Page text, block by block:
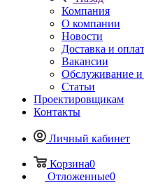
Компания
О компании
Новости
Доставка и
Вакансии
Обслуживание
Статьи
Проектировщикам
Контакты
Личный кабинет
Корзина0
Отложенные0